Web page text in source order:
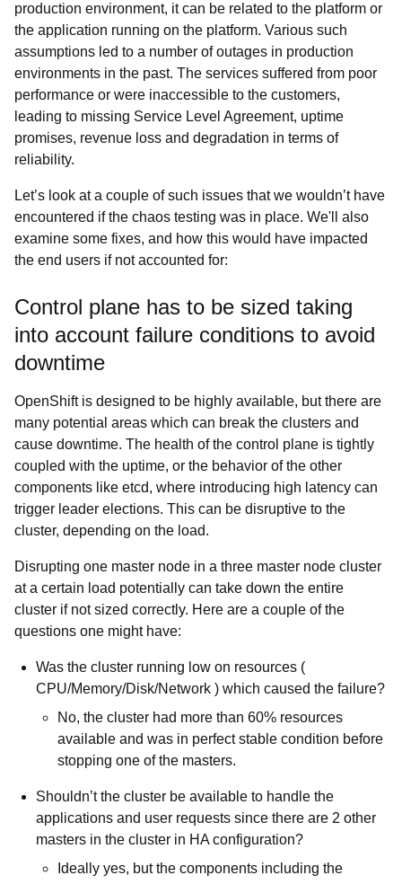
production environment, it can be related to the platform or
the application running on the platform. Various such
assumptions led to a number of outages in production
environments in the past. The services suffered from poor
performance or were inaccessible to the customers,
leading to missing Service Level Agreement, uptime
promises, revenue loss and degradation in terms of
reliability.
Let’s look at a couple of such issues that we wouldn’t have
encountered if the chaos testing was in place. We'll also
examine some fixes, and how this would have impacted
the end users if not accounted for:
Control plane has to be sized taking
into account failure conditions to avoid
downtime
OpenShift is designed to be highly available, but there are
many potential areas which can break the clusters and
cause downtime. The health of the control plane is tightly
coupled with the uptime, or the behavior of the other
components like etcd, where introducing high latency can
trigger leader elections. This can be disruptive to the
cluster, depending on the load.
Disrupting one master node in a three master node cluster
at a certain load potentially can take down the entire
cluster if not sized correctly. Here are a couple of the
questions one might have:
Was the cluster running low on resources (
CPU/Memory/Disk/Network ) which caused the failure?
No, the cluster had more than 60% resources
available and was in perfect stable condition before
stopping one of the masters.
Shouldn’t the cluster be available to handle the
applications and user requests since there are 2 other
masters in the cluster in HA configuration?
Ideally yes, but the components including the